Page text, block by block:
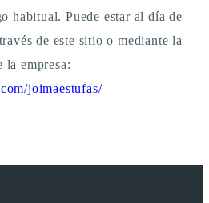
habitual. Puede estar al día de
de este sitio o mediante la
la empresa:
joimaestufas/